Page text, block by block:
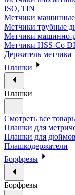
ISO, TIN
Метчики машинные
Метчики трубные
Метчики машинно-
Метчики HSS-Co
Держатель метчика
Плашки
Плашки
Смотреть все
Плашки для
Плашки для
Плашкодержатели
Борфрезы
Борфрезы